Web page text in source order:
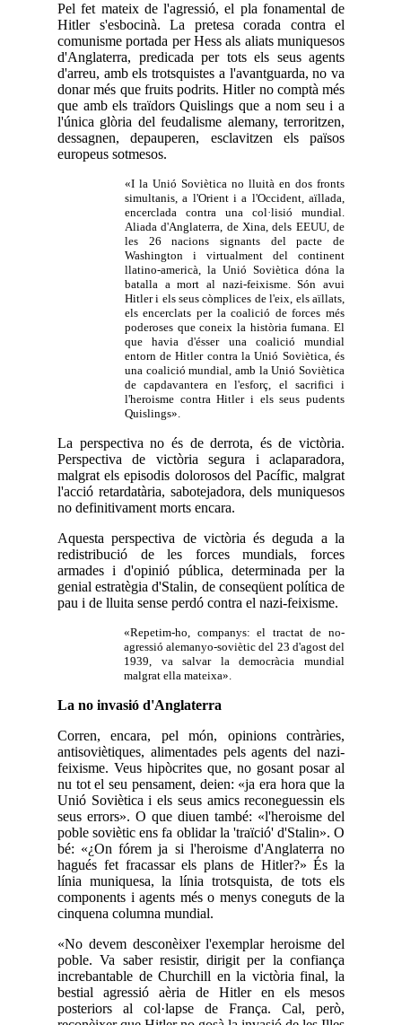
Pel fet mateix de l'agressió, el pla fonamental de
Hitler s'esbocinà. La pretesa corada contra el
comunisme portada per Hess als aliats muniquesos
d'Anglaterra, predicada per tots els seus agents
d'arreu, amb els trotsquistes a l'avantguarda, no va
donar més que fruits podrits. Hitler no comptà més
que amb els traïdors Quislings que a nom seu i a
l'única glòria del feudalisme alemany, terroritzen,
dessagnen, depauperen, esclavitzen els països
europeus sotmesos.
«I la Unió Soviètica no lluità en dos fronts
simultanis, a l'Orient i a l'Occident, aïllada,
encerclada contra una col·lisió mundial.
Aliada d'Anglaterra, de Xina, dels EEUU, de
les 26 nacions signants del pacte de
Washington i virtualment del continent
llatino-americà, la Unió Soviètica dóna la
batalla a mort al nazi-feixisme. Són avui
Hitler i els seus còmplices de l'eix, els aïllats,
els encerclats per la coalició de forces més
poderoses que coneix la història fumana. El
que havia d'ésser una coalició mundial
entorn de Hitler contra la Unió Soviètica, és
una coalició mundial, amb la Unió Soviètica
de capdavantera en l'esforç, el sacrifici i
l'heroisme contra Hitler i els seus pudents
Quislings».
La perspectiva no és de derrota, és de victòria.
Perspectiva de victòria segura i aclaparadora,
malgrat els episodis dolorosos del Pacífic, malgrat
l'acció retardatària, sabotejadora, dels muniquesos
no definitivament morts encara.
Aquesta perspectiva de victòria és deguda a la
redistribució de les forces mundials, forces
armades i d'opinió pública, determinada per la
genial estratègia d'Stalin, de conseqüent política de
pau i de lluita sense perdó contra el nazi-feixisme.
«Repetim-ho, companys: el tractat de no-
agressió alemanyo-soviètic del 23 d'agost del
1939, va salvar la democràcia mundial
malgrat ella mateixa».
La no invasió d'Anglaterra
Corren, encara, pel món, opinions contràries,
antisoviètiques, alimentades pels agents del nazi-
feixisme. Veus hipòcrites que, no gosant posar al
nu tot el seu pensament, deien: «ja era hora que la
Unió Soviètica i els seus amics reconeguessin els
seus errors». O que diuen també: «l'heroisme del
poble soviètic ens fa oblidar la 'traïció' d'Stalin». O
bé: «¿On fórem ja si l'heroisme d'Anglaterra no
hagués fet fracassar els plans de Hitler?» És la
línia muniquesa, la línia trotsquista, de tots els
components i agents més o menys coneguts de la
cinquena columna mundial.
«No devem desconèixer l'exemplar heroisme del
poble. Va saber resistir, dirigit per la confiança
increbantable de Churchill en la victòria final, la
bestial agressió aèria de Hitler en els mesos
posteriors al col·lapse de França. Cal, però,